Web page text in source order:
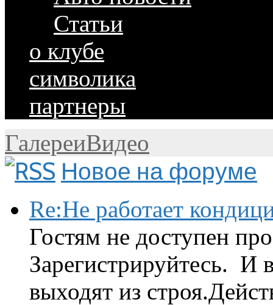
Статьи
о клубе
символика
партнеры
ГалереиВидео
Новое на форуме
Re:Не работает
Гостям не доступен
Зарегистрируйтесь. И
выходят из